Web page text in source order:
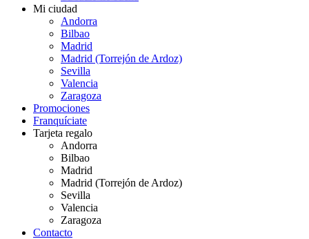
Mi ciudad
Andorra
Bilbao
Madrid
Madrid (Torrejón de Ardoz)
Sevilla
Valencia
Zaragoza
Promociones
Franquíciate
Tarjeta regalo
Andorra
Bilbao
Madrid
Madrid (Torrejón de Ardoz)
Sevilla
Valencia
Zaragoza
Contacto